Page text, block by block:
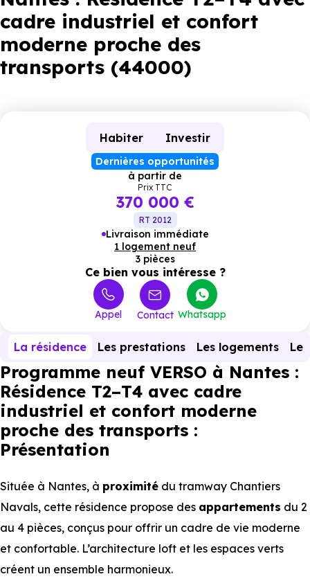
cadre industriel et confort
moderne proche des
transports (44000)
Habiter Investir
Dernières opportunités
à partir de
Prix TTC
370 000 €
RT 2012
Livraison immédiate
1 logement neuf
3 pièces
Ce bien vous intéresse ?
Appel Contact Whatsapp
La résidence Les prestations Les logements Le
Programme neuf VERSO à Nantes :
Résidence T2–T4 avec cadre
industriel et confort moderne
proche des transports :
Présentation
Située à Nantes, à proximité du tramway Chantiers
Navals, cette résidence propose des appartements du 2
au 4 pièces, conçus pour offrir un cadre de vie moderne
et confortable. L’architecture loft et les espaces verts
créent un ensemble harmonieux.